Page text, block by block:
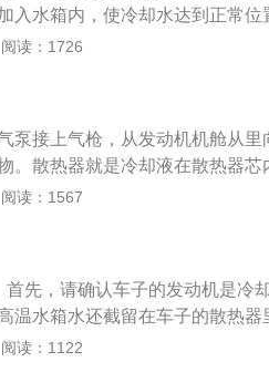
打开小活栓，让水排入盘子。重
清洗过的水用漏斗装入密封容器
让它工作至发热，这会使冷却剂
气体被排除，又有空间腾出，可
入水箱内，使冷却水达到正常位
常温度，再酌情运转1-40h，如
阅读：1726
泵接上气枪，从发动机机舱从里
。散热器就是冷却液在散热器芯
于向空气散热而变冷，冷空气则
热风扇上面的进气管，卸下散
，共四个角，每个角有一个螺丝
丝全部拧下时，把散热风扇从
阅读：1567
先，请确认车子的发动机是冷
温水箱水还截留在车子的散热器
烫伤。冷的水同样也会损坏热的
阅读：1122